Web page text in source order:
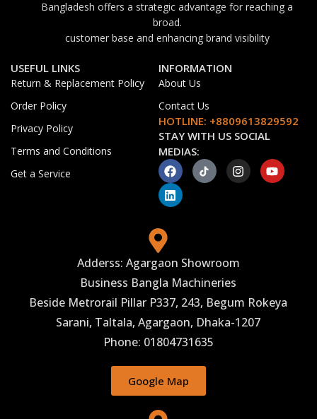
Bangladesh offers a strategic advantage for reaching a
broad.
customer base and enhancing brand visibility
USEFUL LINKS
Return & Replacement Policy
Order Policy
Privacy Policy
Terms and Conditions
Get a Service
INFORMATION
About Us
Contact Us
HOTLINE: +8809613829592
STAY WITH US SOCIAL
MEDIAS:
Adderss: Agargaon Showroom
Business Bangla Machineries
Beside Metrorail Pillar P337, 243, Begum Rokeya
Sarani, Taltala, Agargaon, Dhaka-1207
Phone: 01804731635
Google Map